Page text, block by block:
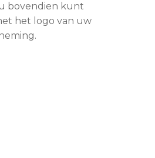
bovendien kunt
het logo van uw